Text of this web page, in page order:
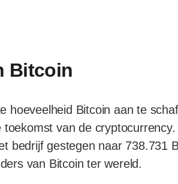
Bitcoin
hoeveelheid Bitcoin aan te
van de
bedrijf gestegen naar 738.731
van Bitcoin ter wereld.